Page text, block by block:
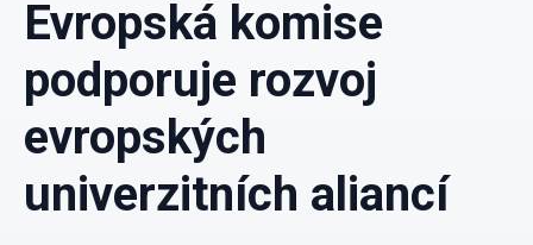
Evropská komise
podporuje rozvoj
evropských
univerzitních aliancí